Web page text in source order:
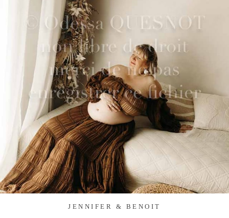
JENNIFER & BENOIT